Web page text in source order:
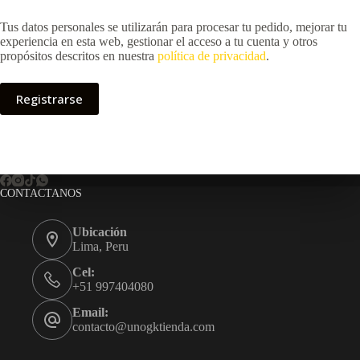
Tus datos personales se utilizarán para procesar tu pedido, mejorar tu
experiencia en esta web, gestionar el acceso a tu cuenta y otros
propósitos descritos en nuestra política de privacidad.
Registrarse
CONTACTANOS
Ubicación
Lima, Peru
Cel:
+51 997404080
Email:
contacto@unogktienda.com